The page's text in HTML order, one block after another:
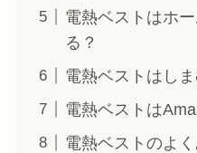
電熱ベストはホ
る？
電熱ベストはし
電熱ベストは
電熱ベストのよ